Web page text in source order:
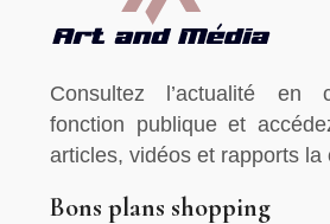
Consultez l’actualité
fonction publique et
articles, vidéos et rapports la
Bons plans shopping